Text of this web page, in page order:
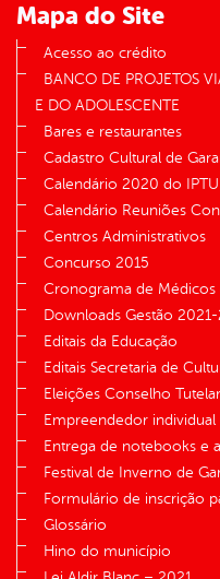
Mapa do Site
Acesso ao crédito
BANCO DE PROJETOS
E DO ADOLESCENTE
Bares e restaurantes
Cadastro Cultural de
Calendário 2020 do IPTU
Calendário Reuniões
Centros Administrativos
Concurso 2015
Cronograma de Médicos
Downloads Gestão
Editais da Educação
Editais Secretaria de
Eleições Conselho
Empreendedor individual
Entrega de notebooks e
Festival de Inverno de
Formulário de inscrição
Glossário
Hino do município